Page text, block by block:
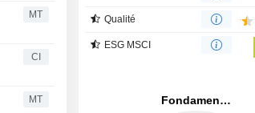
MT
CI
MT
Qualité
ESG MSCI